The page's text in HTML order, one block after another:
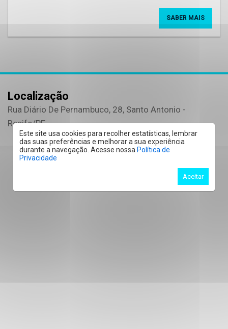
Este site usa cookies para recolher estatísticas, lembrar
das suas preferências e melhorar a sua experiência
durante a navegação. Acesse nossa Política de
Privacidade
Aceitar
SABER MAIS
Localização
Rua Diário De Pernambuco, 28, Santo Antonio -
Recife/PE